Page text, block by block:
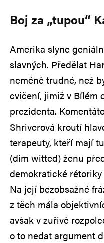
Boj za „tupou“
Amerika slyne
slavných. Předělat
neméně trudné, než
cvičení, jimiž v Bílém
prezidenta.
Shriverová kroutí
terapeuty, kteří mají
(dim witted) ženu
demokratické rétoriky
Na její bezobsažné
z těch mála
avšak v zuřivě
o to nedat argument